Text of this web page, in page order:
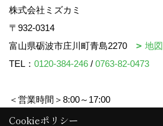
株式会社ミズカミ
〒932-0314
富山県砺波市庄川町青島2270
地図
TEL： 0120-384-246 / 0763-82-0473
＜営業時間＞8:00～17:00
＜定休日＞水曜日・祝日
Cookieポリシー